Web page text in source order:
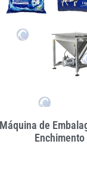
Máquina de